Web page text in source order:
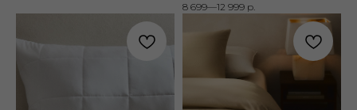
8 699—12 999 р.